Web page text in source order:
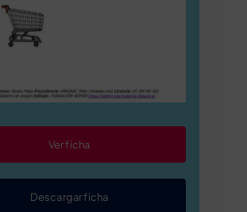
Ver ficha
Descargar ficha